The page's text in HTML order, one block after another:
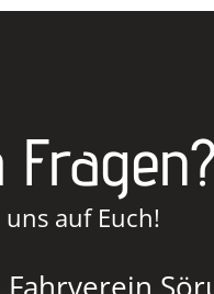
Fragen?
auf Euch!